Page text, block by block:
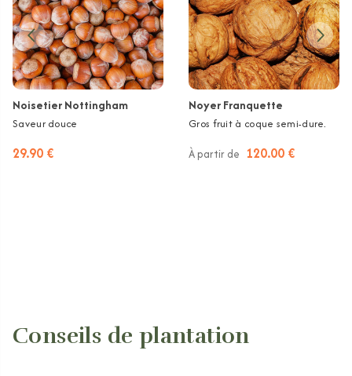
Noisetier Nottingham
Saveur douce
29.90 €
Noyer Franquette
Gros fruit à coque semi-dure.
À partir de 120.00 €
Conseils de plantation